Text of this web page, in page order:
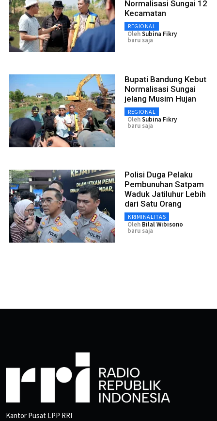
Normalisasi Sungai 12
Kecamatan
REGIONAL
OlehSubina Fikry
baru saja
Bupati Bandung Kebut
Normalisasi Sungai
jelang Musim Hujan
REGIONAL
OlehSubina Fikry
baru saja
Polisi Duga Pelaku
Pembunuhan Satpam
Waduk Jatiluhur Lebih
dari Satu Orang
KRIMINALITAS
Oleh Bilal Wibisono
baru saja
Kantor Pusat LPP RRI